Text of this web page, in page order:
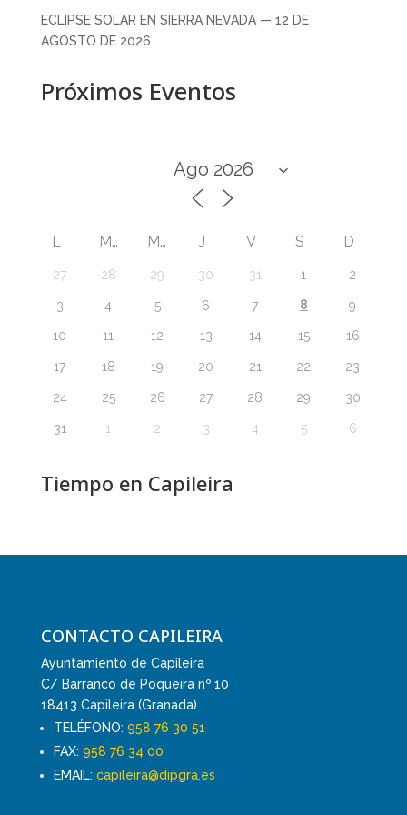
ECLIPSE SOLAR EN SIERRA NEVADA — 12 DE
AGOSTO DE 2026
Próximos Eventos
L M M J V S D
27 28 29 30 31 1 2
3 4 5 6 7 8 9
10 11 12 13 14 15 16
17 18 19 20 21 22 23
24 25 26 27 28 29 30
31 1 2 3 4 5 6
Tiempo en Capileira
CONTACTO CAPILEIRA
Ayuntamiento de Capileira
C/ Barranco de Poqueira nº 10
18413 Capileira (Granada)
TELÉFONO: 958 76 30 51
FAX: 958 76 34 00
EMAIL: capileira@dipgra.es